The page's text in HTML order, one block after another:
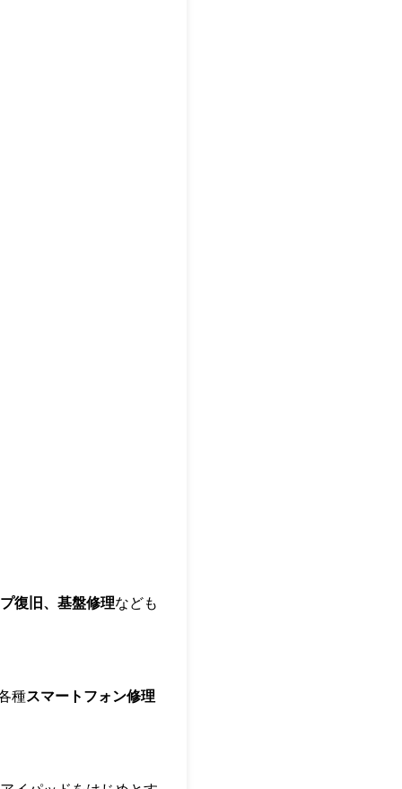
復旧、基盤修理なども
種スマートフォン修理